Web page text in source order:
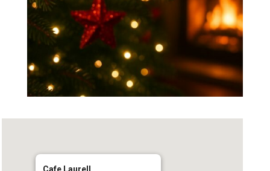
Cafe Laurell